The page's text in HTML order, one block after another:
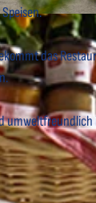
das